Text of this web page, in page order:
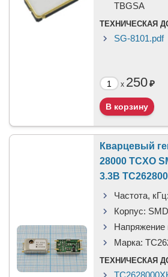
TBGSA
ТЕХНИЧЕСКАЯ
SG-8101.pdf
x 250₽
Кварцевый
28000 TCXO
3.3В
Частота, кГц:
Корпус:
Напряжение
Марка:
ТЕХНИЧЕСКАЯ